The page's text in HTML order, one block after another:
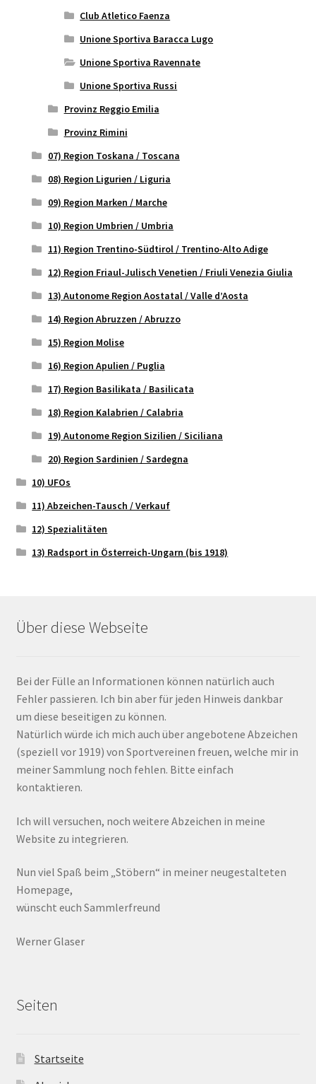
Club Atletico Faenza
Unione Sportiva Baracca Lugo
Unione Sportiva Ravennate
Unione Sportiva Russi
Provinz Reggio Emilia
Provinz Rimini
07) Region Toskana / Toscana
08) Region Ligurien / Liguria
09) Region Marken / Marche
10) Region Umbrien / Umbria
11) Region Trentino-Südtirol / Trentino-Alto Adige
12) Region Friaul-Julisch Venetien / Friuli Venezia Giulia
13) Autonome Region Aostatal / Valle d’Aosta
14) Region Abruzzen / Abruzzo
15) Region Molise
16) Region Apulien / Puglia
17) Region Basilikata / Basilicata
18) Region Kalabrien / Calabria
19) Autonome Region Sizilien / Siciliana
20) Region Sardinien / Sardegna
10) UFOs
11) Abzeichen-Tausch / Verkauf
12) Spezialitäten
13) Radsport in Österreich-Ungarn (bis 1918)
Über diese Webseite
Bei der Fülle an Informationen können natürlich auch
Fehler passieren. Ich bin aber für jeden Hinweis dankbar
um diese beseitigen zu können.
Natürlich würde ich mich auch über angebotene Abzeichen
(speziell vor 1919) von Sportvereinen freuen, welche mir in
meiner Sammlung noch fehlen. Bitte einfach
kontaktieren.
Ich will versuchen, noch weitere Abzeichen in meine
Website zu integrieren.
Nun viel Spaß beim „Stöbern“ in meiner neugestalteten
Homepage,
wünscht euch Sammlerfreund
Werner Glaser
Seiten
Startseite